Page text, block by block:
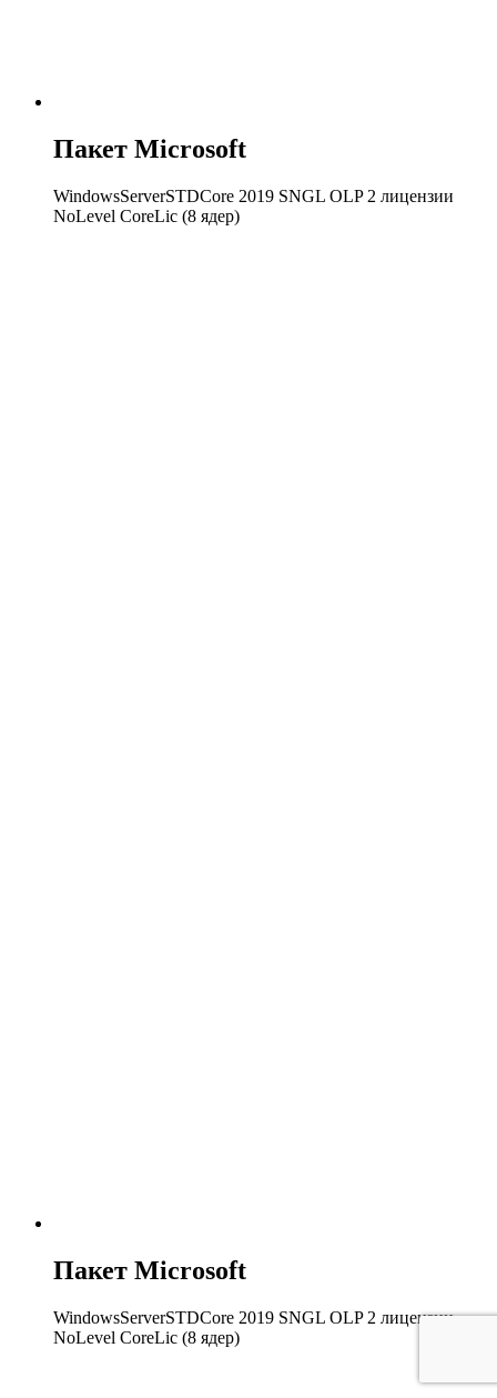
Пакет Microsoft
WindowsServerSTDCore 2019 SNGL OLP 2 лицензии
NoLevel CoreLic (8 ядер)
Пакет Microsoft
WindowsServerSTDCore 2019 SNGL OLP 2 лицензии
NoLevel CoreLic (8 ядер)